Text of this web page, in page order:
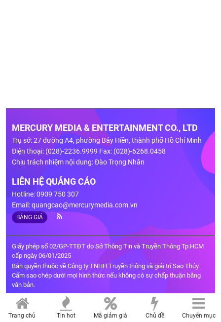
MERCURY MEDIA & ENTERTAINMENT CO., LTD
Trụ sở: 27 đường A4, phường Bảy Hiền, thành phố Hồ Chí Minh
Điện thoại: (028)-2236.9999 Fax: (028)-6268.0458
Chịu trách nhiệm nội dung: Đào Trọng Nhân
LIÊN HỆ QUẢNG CÁO
Hotline: 0909 750 307
Email:quangcao@mercurymedia.com.vn
BẢNG GIÁ
Giấy phép số 02/GP-TTĐT do Sở Thông Tin và Truyền Thông Tp.HCM
cấp ngày 06/01/2025
Bản quyền thuộc về Công ty TNHH Truyền thông và giải trí Sao Thủy.
Cấm sao chép dưới mọi hình thức nếu không có sự chấp thuận bằng
văn bản.
Trang chủ Tin hot Mã giảm giá Chủ đề Chuyên mục